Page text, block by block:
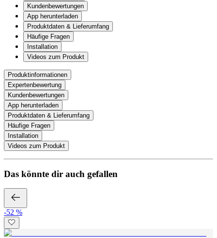
Kundenbewertungen
App herunterladen
Produktdaten & Lieferumfang
Häufige Fragen
Installation
Videos zum Produkt
Produktinformationen
Expertenbewertung
Kundenbewertungen
App herunterladen
Produktdaten & Lieferumfang
Häufige Fragen
Installation
Videos zum Produkt
Das könnte dir auch gefallen
-52 %